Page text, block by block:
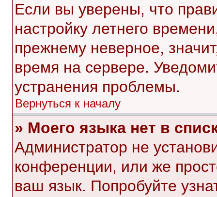
Если вы уверены, что
настройку летнего
прежнему неверное,
время на сервере.
устранения проблемы.
Вернуться к началу
» Моего языка нет в
Администратор не
конференции, или же
ваш язык. Попробуйте